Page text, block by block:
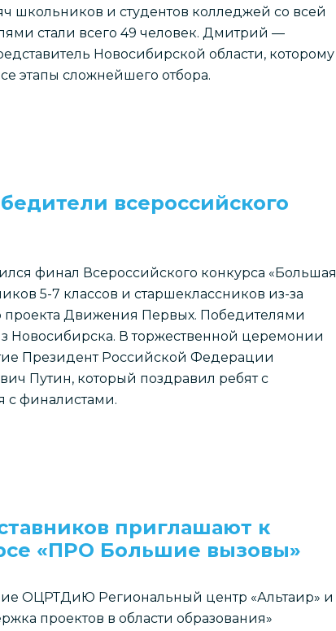
школьников и студентов колледжей со всей
стали всего 49 человек. Дмитрий —
Новосибирской области, которому
этапы сложнейшего отбора.
всероссийского
финал Всероссийского конкурса «Большая
5-7 классов и старшеклассников из-за
проекта Движения Первых. Победителями
Новосибирска. В торжественной церемонии
Президент Российской Федерации
Путин, который поздравил ребят с
с финалистами.
приглашают к
«ПРО Большие вызовы»
ОЦРТДиЮ Региональный центр «Альтаир» и
проектов в области образования»